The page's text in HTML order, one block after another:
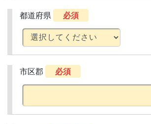
都道府県 必須
市区郡 必須